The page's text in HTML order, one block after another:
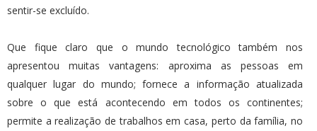
sentir-se excluído.
Que fique claro que o mundo tecnológico também nos
apresentou muitas vantagens: aproxima as pessoas em
qualquer lugar do mundo; fornece a informação atualizada
sobre o que está acontecendo em todos os continentes;
permite a realização de trabalhos em casa, perto da família, no